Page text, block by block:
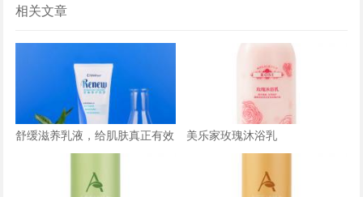
相关文章
舒缓滋养乳液，给肌肤真正有效
的舒缓滋润
美乐家玫瑰沐浴乳